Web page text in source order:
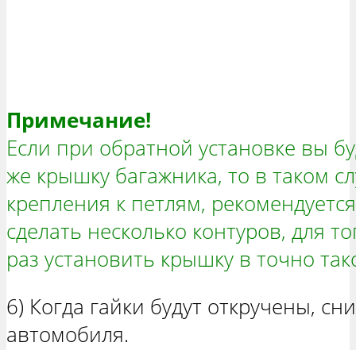
Примечание!
Если при обратной установке вы
же крышку багажника, то в таком
крепления к петлям,
сделать несколько контуров, для
раз установить крышку в точно
6) Когда гайки будут откручены,
автомобиля.